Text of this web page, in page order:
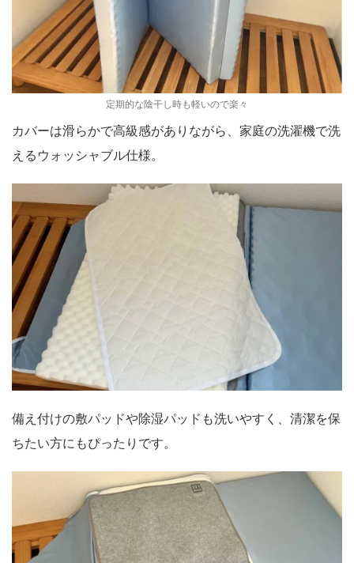
定期的な陰干し時も軽いので楽々
カバーは滑らかで高級感がありながら、家庭の洗濯機で洗
えるウォッシャブル仕様。
備え付けの敷パッドや除湿パッドも洗いやすく、清潔を保
ちたい方にもぴったりです。